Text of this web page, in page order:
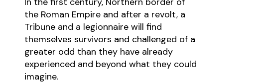
the Roman Empire and after a revolt, a
Tribune and a legionnaire will find
themselves survivors and challenged of a
greater odd than they have already
experienced and beyond what they could
imagine.